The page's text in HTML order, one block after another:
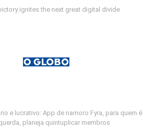
ignites the next great digital divide
e lucrativo: App de namoro Fyra, para quem é
planeja quintuplicar membros